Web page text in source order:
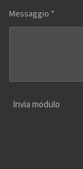
Messaggio *
Invia modulo